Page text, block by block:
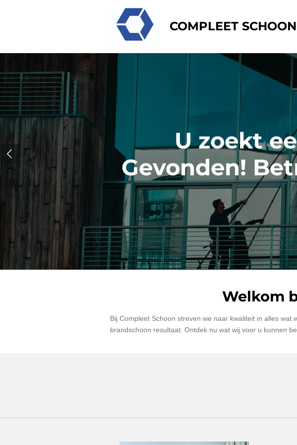
hoofdinhoud
COMPLEET SCHOON
U zoekt
Gevonden!
Welkom
Bij Compleet Schoon streven we naar kwaliteit in alles
brandschoon resultaat. Ontdek nu wat wij voor u kunnen